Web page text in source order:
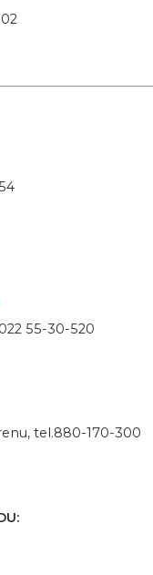
55-30-520
tel.880-170-300